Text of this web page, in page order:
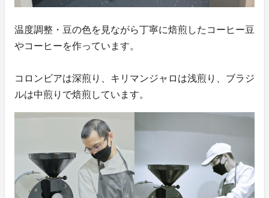
温度調整・豆の色を見ながら丁寧に焙煎したコーヒー豆
やコーヒーを作っています。
コロンビアは深煎り、キリマンジャロは浅煎り、ブラジ
ルは中煎りで焙煎しています。